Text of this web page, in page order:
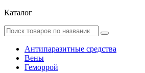
Каталог
Антипаразитные средства
Вены
Геморрой